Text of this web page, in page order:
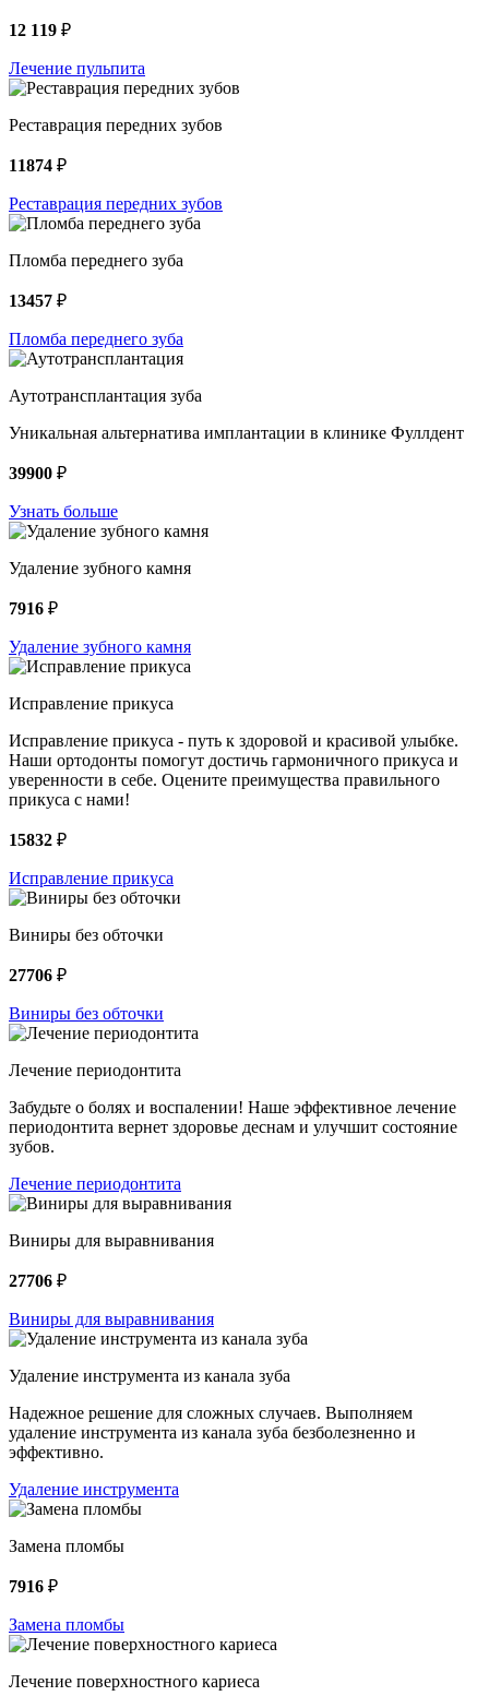
12 119 ₽
Лечение пульпита
Реставрация передних зубов
11874 ₽
Реставрация передних зубов
Пломба переднего зуба
13457 ₽
Пломба переднего зуба
Аутотрансплантация зуба
Уникальная альтернатива имплантации в клинике Фуллдент
39900 ₽
Узнать больше
Удаление зубного камня
7916 ₽
Удаление зубного камня
Исправление прикуса
Исправление прикуса - путь к здоровой и красивой улыбке.
Наши ортодонты помогут достичь гармоничного прикуса и
уверенности в себе. Оцените преимущества правильного
прикуса с нами!
15832 ₽
Исправление прикуса
Виниры без обточки
27706 ₽
Виниры без обточки
Лечение периодонтита
Забудьте о болях и воспалении! Наше эффективное лечение
периодонтита вернет здоровье деснам и улучшит состояние
зубов.
Лечение периодонтита
Виниры для выравнивания
27706 ₽
Виниры для выравнивания
Удаление инструмента из канала зуба
Надежное решение для сложных случаев. Выполняем
удаление инструмента из канала зуба безболезненно и
эффективно.
Удаление инструмента
Замена пломбы
7916 ₽
Замена пломбы
Лечение поверхностного кариеса